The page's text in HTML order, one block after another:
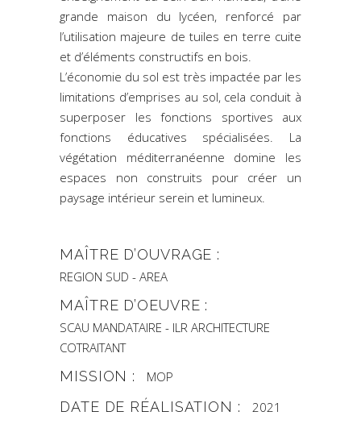
grande maison du lycéen, renforcé par
l’utilisation majeure de tuiles en terre cuite
et d’éléments constructifs en bois.
L’économie du sol est très impactée par les
limitations d’emprises au sol, cela conduit à
superposer les fonctions sportives aux
fonctions éducatives spécialisées. La
végétation méditerranéenne domine les
espaces non construits pour créer un
paysage intérieur serein et lumineux.
MAÎTRE D’OUVRAGE :
REGION SUD - AREA
MAÎTRE D’OEUVRE :
SCAU MANDATAIRE - ILR ARCHITECTURE
COTRAITANT
MISSION : MOP
DATE DE RÉALISATION : 2021